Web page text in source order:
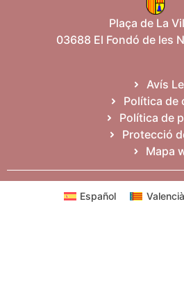
Plaça de La
03688 El Fondó de les
Avís
Política de
Política de
Protecció
Mapa
Español Valencià